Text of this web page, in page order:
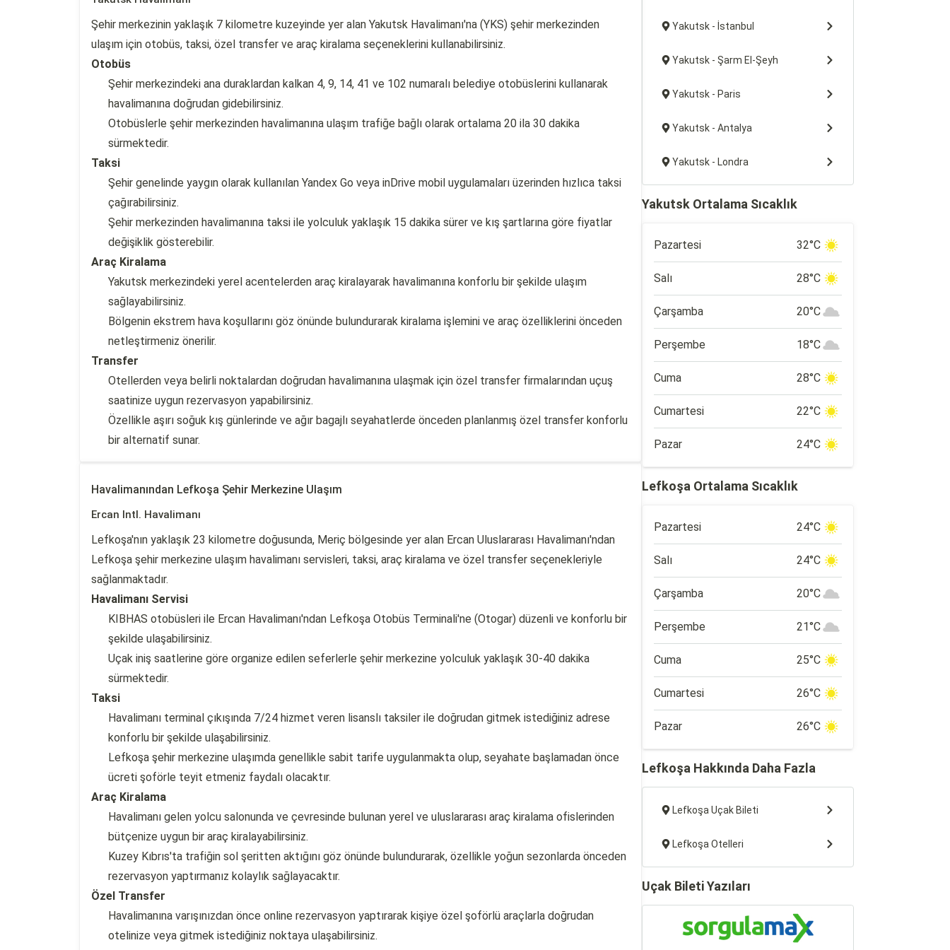
Şehir merkezinin yaklaşık 7 kilometre kuzeyinde yer alan Yakutsk Havalimanı'na (YKS) şehir merkezinden
ulaşım için otobüs, taksi, özel transfer ve araç kiralama seçeneklerini kullanabilirsiniz.
Otobüs
Şehir merkezindeki ana duraklardan kalkan 4, 9, 14, 41 ve 102 numaralı belediye otobüslerini kullanarak
havalimanına doğrudan gidebilirsiniz.
Otobüslerle şehir merkezinden havalimanına ulaşım trafiğe bağlı olarak ortalama 20 ila 30 dakika
sürmektedir.
Taksi
Şehir genelinde yaygın olarak kullanılan Yandex Go veya inDrive mobil uygulamaları üzerinden hızlıca taksi
çağırabilirsiniz.
Şehir merkezinden havalimanına taksi ile yolculuk yaklaşık 15 dakika sürer ve kış şartlarına göre fiyatlar
değişiklik gösterebilir.
Araç Kiralama
Yakutsk merkezindeki yerel acentelerden araç kiralayarak havalimanına konforlu bir şekilde ulaşım
sağlayabilirsiniz.
Bölgenin ekstrem hava koşullarını göz önünde bulundurarak kiralama işlemini ve araç özelliklerini önceden
netleştirmeniz önerilir.
Transfer
Otellerden veya belirli noktalardan doğrudan havalimanına ulaşmak için özel transfer firmalarından uçuş
saatinize uygun rezervasyon yapabilirsiniz.
Özellikle aşırı soğuk kış günlerinde ve ağır bagajlı seyahatlerde önceden planlanmış özel transfer konforlu
bir alternatif sunar.
Havalimanından Lefkoşa Şehir Merkezine Ulaşım
Ercan Intl. Havalimanı
Lefkoşa'nın yaklaşık 23 kilometre doğusunda, Meriç bölgesinde yer alan Ercan Uluslararası Havalimanı'ndan
Lefkoşa şehir merkezine ulaşım havalimanı servisleri, taksi, araç kiralama ve özel transfer seçenekleriyle
sağlanmaktadır.
Havalimanı Servisi
KIBHAS otobüsleri ile Ercan Havalimanı'ndan Lefkoşa Otobüs Terminali'ne (Otogar) düzenli ve konforlu bir
şekilde ulaşabilirsiniz.
Uçak iniş saatlerine göre organize edilen seferlerle şehir merkezine yolculuk yaklaşık 30-40 dakika
sürmektedir.
Taksi
Havalimanı terminal çıkışında 7/24 hizmet veren lisanslı taksiler ile doğrudan gitmek istediğiniz adrese
konforlu bir şekilde ulaşabilirsiniz.
Lefkoşa şehir merkezine ulaşımda genellikle sabit tarife uygulanmakta olup, seyahate başlamadan önce
ücreti şoförle teyit etmeniz faydalı olacaktır.
Araç Kiralama
Havalimanı gelen yolcu salonunda ve çevresinde bulunan yerel ve uluslararası araç kiralama ofislerinden
bütçenize uygun bir araç kiralayabilirsiniz.
Kuzey Kıbrıs'ta trafiğin sol şeritten aktığını göz önünde bulundurarak, özellikle yoğun sezonlarda önceden
rezervasyon yaptırmanız kolaylık sağlayacaktır.
Özel Transfer
Havalimanına varışınızdan önce online rezervasyon yaptırarak kişiye özel şoförlü araçlarla doğrudan
otelinize veya gitmek istediğiniz noktaya ulaşabilirsiniz.
Yakutsk - İstanbul
Yakutsk - Şarm El-Şeyh
Yakutsk - Paris
Yakutsk - Antalya
Yakutsk - Londra
Yakutsk Ortalama Sıcaklık
Pazartesi 32°C
Salı 28°C
Çarşamba 20°C
Perşembe 18°C
Cuma 28°C
Cumartesi 22°C
Pazar 24°C
Lefkoşa Ortalama Sıcaklık
Pazartesi 24°C
Salı 24°C
Çarşamba 20°C
Perşembe 21°C
Cuma 25°C
Cumartesi 26°C
Pazar 26°C
Lefkoşa Hakkında Daha Fazla
Lefkoşa Uçak Bileti
Lefkoşa Otelleri
Uçak Bileti Yazıları